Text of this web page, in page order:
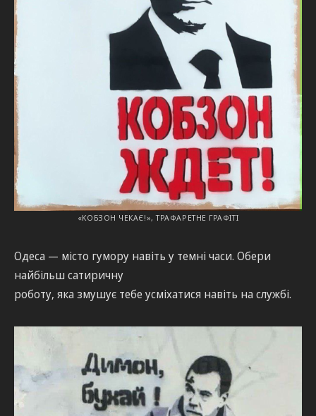
«КОБЗОН ЧЕКАЄ!», ТРАФАРЕТНЕ ГРАФІТІ
Одеса — місто гумору навіть у темні часи. Обери
найбільш сатиричну
роботу, яка змушує тебе усміхатися навіть на службі.